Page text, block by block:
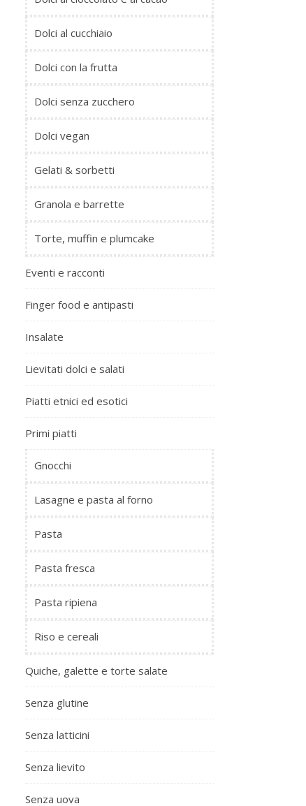
Dolci al cucchiaio
Dolci con la frutta
Dolci senza zucchero
Dolci vegan
Gelati & sorbetti
Granola e barrette
Torte, muffin e plumcake
Eventi e racconti
Finger food e antipasti
Insalate
Lievitati dolci e salati
Piatti etnici ed esotici
Primi piatti
Gnocchi
Lasagne e pasta al forno
Pasta
Pasta fresca
Pasta ripiena
Riso e cereali
Quiche, galette e torte salate
Senza glutine
Senza latticini
Senza lievito
Senza uova